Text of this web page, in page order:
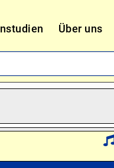
Über uns